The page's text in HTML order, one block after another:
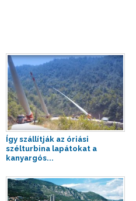
Így szállítják az óriási
szélturbina lapátokat a
kanyargós...